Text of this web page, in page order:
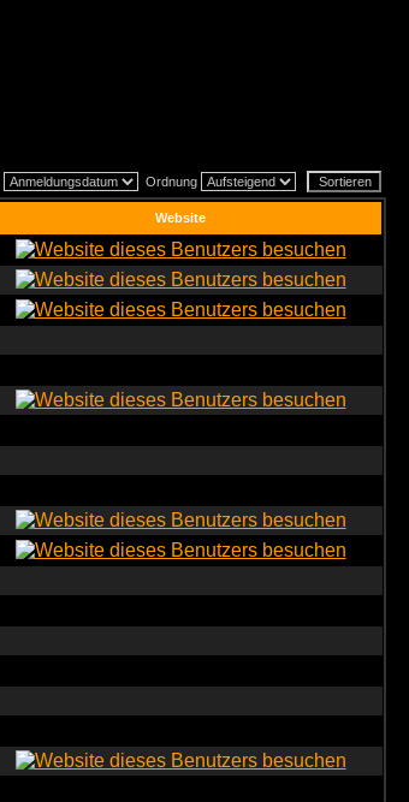
Ordnung
Website